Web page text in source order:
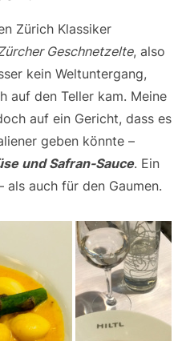
Zürich Klassiker
Geschnetzelte, also
kein Weltuntergang,
auf den Teller kam. Meine
auf ein Gericht, dass es
geben könnte –
und Safran-Sauce. Ein
als auch für den Gaumen.